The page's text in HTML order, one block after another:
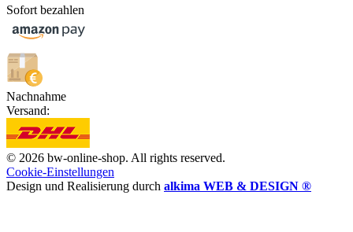
Sofort bezahlen
Nachnahme
Versand:
© 2026 bw-online-shop. All rights reserved.
Cookie-Einstellungen
Design und Realisierung durch alkima WEB & DESIGN ®